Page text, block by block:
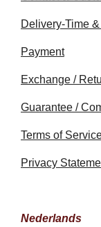
Delivery-Time
Payment
Exchange /
Guarantee /
Terms of
Privacy
Nederlands